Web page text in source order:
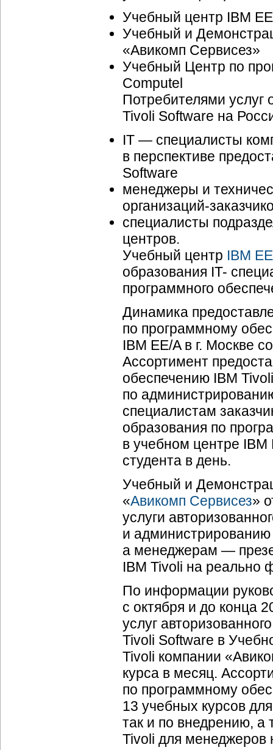
Учебный центр IBM
Учебный и
«Авикомп Сервисез»
Учебный Центр по
Computel
Потребителями услуг
Tivoli Software на
IT — специалисты
в перспективе
Software
менеджеры и
организаций-за
специалисты
центров.
Учебный центр IBM
образования IT-
программного
Динамика
по программному
IBM EE/A в г. Москве
Ассортимент
обеспечению IBM
по
специалистам
образования по
в учебном центре IBM
студента в день.
Учебный и
«Авикомп Сервисез»
услуги
и администрированию
а менеджерам —
IBM Tivoli на реально
По информации
с октября и до конца
услуг
Tivoli Software в
Tivoli компании
курса в месяц.
по программному
13 учебных курсов
так и по внедрению, а
Tivoli для